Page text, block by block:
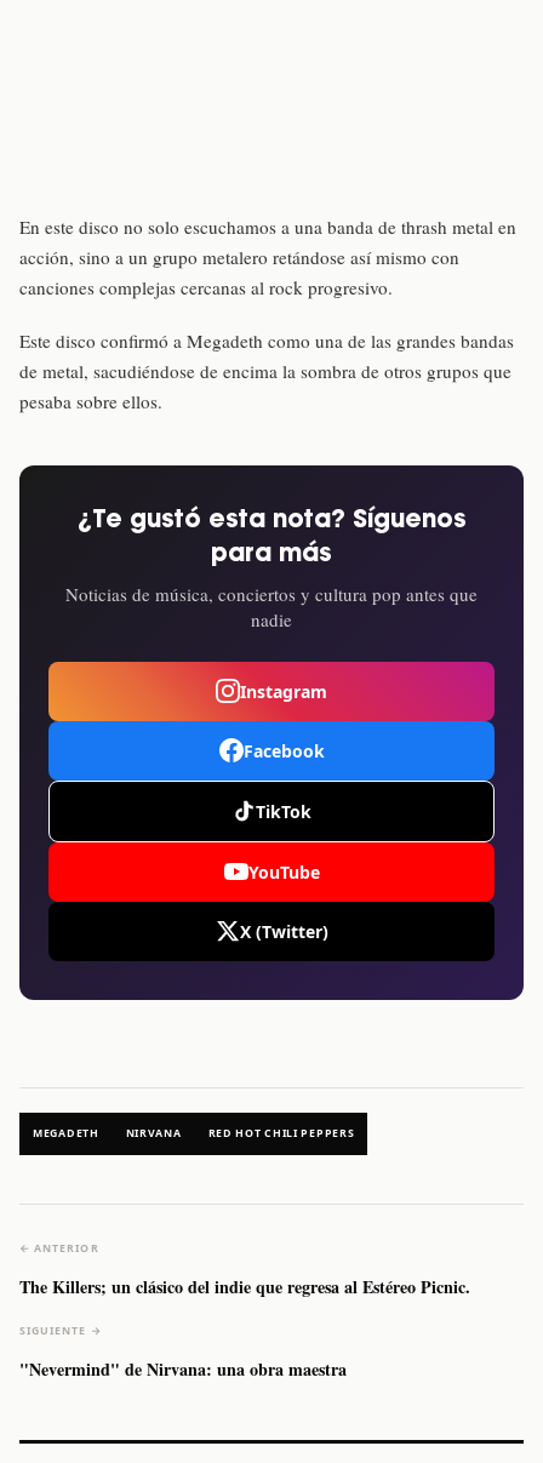
En este disco no solo escuchamos a una banda de thrash metal en
acción, sino a un grupo metalero retándose así mismo con
canciones complejas cercanas al rock progresivo.
Este disco confirmó a Megadeth como una de las grandes bandas
de metal, sacudiéndose de encima la sombra de otros grupos que
pesaba sobre ellos.
¿Te gustó esta nota? Síguenos
para más
Noticias de música, conciertos y cultura pop antes que
nadie
Instagram
Facebook
TikTok
YouTube
X (Twitter)
MEGADETH NIRVANA RED HOT CHILI PEPPERS
← ANTERIOR
The Killers; un clásico del indie que regresa al Estéreo Picnic.
SIGUIENTE →
"Nevermind" de Nirvana: una obra maestra